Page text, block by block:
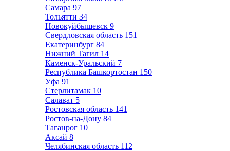
Самара 97
Тольятти 34
Новокуйбышевск 9
Свердловская область 151
Екатеринбург 84
Нижний Тагил 14
Каменск-Уральский 7
Республика Башкортостан 150
Уфа 91
Стерлитамак 10
Салават 5
Ростовская область 141
Ростов-на-Дону 84
Таганрог 10
Аксай 8
Челябинская область 112